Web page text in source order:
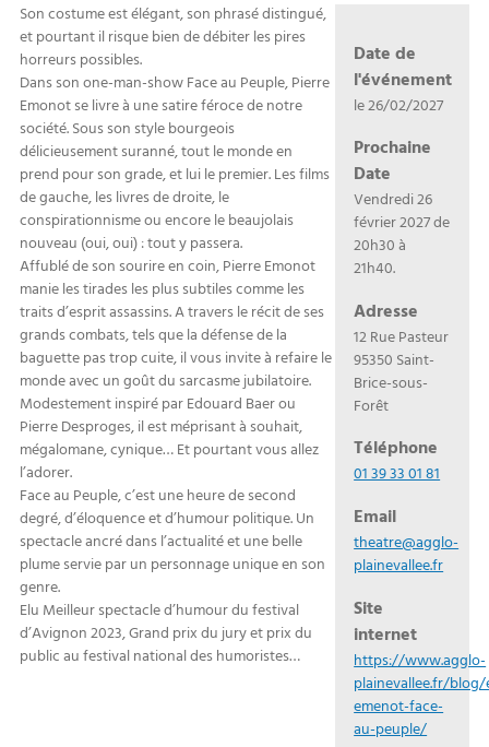
Son costume est élégant, son phrasé distingué,
et pourtant il risque bien de débiter les pires
horreurs possibles.
Dans son one-man-show Face au Peuple, Pierre
Emonot se livre à une satire féroce de notre
société. Sous son style bourgeois
délicieusement suranné, tout le monde en
prend pour son grade, et lui le premier. Les films
de gauche, les livres de droite, le
conspirationnisme ou encore le beaujolais
nouveau (oui, oui) : tout y passera.
Affublé de son sourire en coin, Pierre Emonot
manie les tirades les plus subtiles comme les
traits d’esprit assassins. A travers le récit de ses
grands combats, tels que la défense de la
baguette pas trop cuite, il vous invite à refaire le
monde avec un goût du sarcasme jubilatoire.
Modestement inspiré par Edouard Baer ou
Pierre Desproges, il est méprisant à souhait,
mégalomane, cynique… Et pourtant vous allez
l’adorer.
Face au Peuple, c’est une heure de second
degré, d’éloquence et d’humour politique. Un
spectacle ancré dans l’actualité et une belle
plume servie par un personnage unique en son
genre.
Elu Meilleur spectacle d’humour du festival
d’Avignon 2023, Grand prix du jury et prix du
public au festival national des humoristes…
Date de
l'événement
le 26/02/2027
Prochaine
Date
Vendredi 26
février 2027 de
20h30 à
21h40.
Adresse
12 Rue Pasteur
95350 Saint-
Brice-sous-
Forêt
Téléphone
01 39 33 01 81
Email
theatre@agglo-
plainevallee.fr
Site
internet
https://www.agglo-
plainevallee.fr/
emenot-face-
au-peuple/